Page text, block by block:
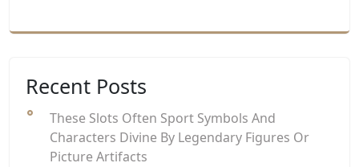
Recent Posts
These Slots Often Sport Symbols And
Characters Divine By Legendary Figures Or
Picture Artifacts